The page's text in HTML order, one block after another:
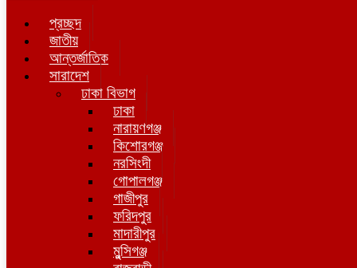
প্রচ্ছদ
জাতীয়
আন্তর্জাতিক
সারাদেশ
ঢাকা বিভাগ
ঢাকা
নারায়ণগঞ্জ
কিশোরগঞ্জ
নরসিংদী
গোপালগঞ্জ
গাজীপুর
ফরিদপুর
মাদারীপুর
মুন্সিগঞ্জ